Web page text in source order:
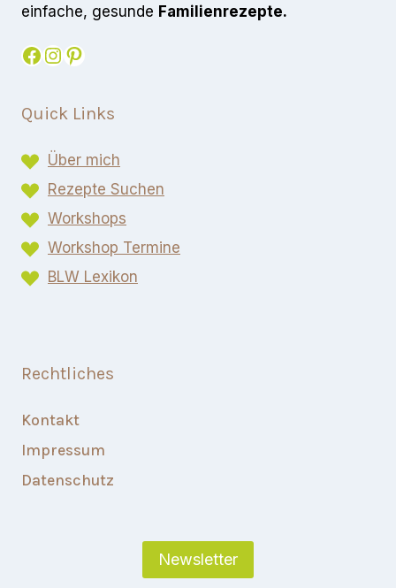
einfache, gesunde Familienrezepte.
Facebook
Instagram
Pinterest
Quick Links
Über mich
Rezepte Suchen
Workshops
Workshop Termine
BLW Lexikon​
Rechtliches
Kontakt
Impressum
Datenschutz
Newsletter